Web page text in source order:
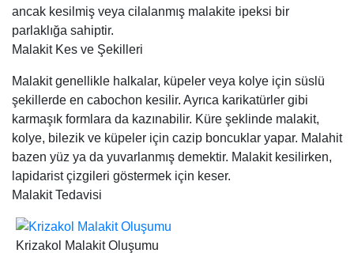
ancak kesilmiş veya cilalanmış malakite ipeksi bir
parlaklığa sahiptir.
Malakit Kes ve Şekilleri
Malakit genellikle halkalar, küpeler veya kolye için süslü
şekillerde en cabochon kesilir. Ayrıca karikatürler gibi
karmaşık formlara da kazınabilir. Küre şeklinde malakit,
kolye, bilezik ve küpeler için cazip boncuklar yapar. Malahit
bazen yüz ya da yuvarlanmış demektir. Malakit kesilirken,
lapidarist çizgileri göstermek için keser.
Malakit Tedavisi
Krizakol Malakit Oluşumu